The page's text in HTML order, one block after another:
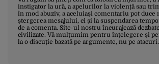
instigator la ură, a apelurilor la violență sau
în mod abuziv, a aceluiași comentariu pot duce
ștergerea mesajului, ci și la suspendarea
de a comenta. Site-ul nostru încurajează
civilizate. Vă mulțumim pentru înțelegere și
la o discuție bazată pe argumente, nu pe atacuri.